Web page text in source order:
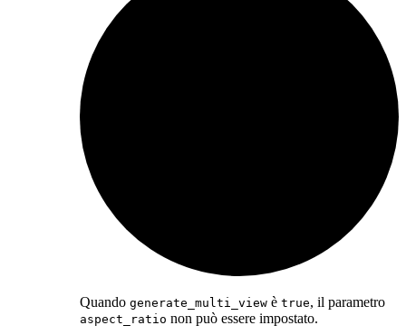
Quando generate_multi_view è true, il parametro
aspect_ratio non può essere impostato.